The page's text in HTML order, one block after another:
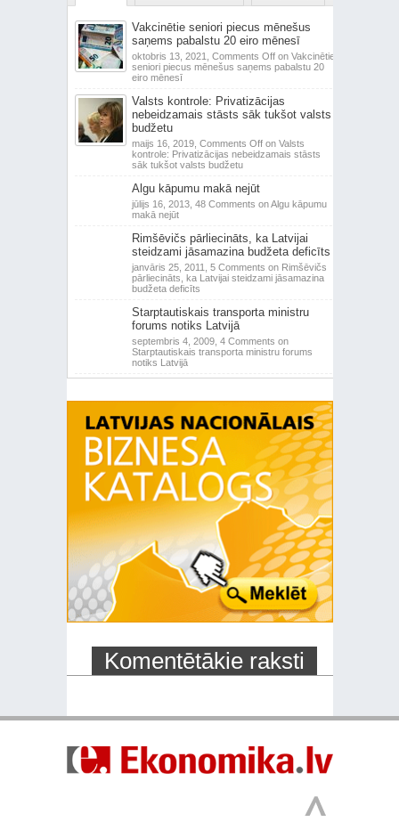
Vakcinētie seniori piecus mēnešus
saņems pabalstu 20 eiro mēnesī
oktobris 13, 2021, Comments Offon Vakcinētie
seniori piecus mēnešus saņems pabalstu 20
eiro mēnesī
Valsts kontrole: Privatizācijas
nebeidzamais stāsts sāk tukšot valsts
budžetu
maijs 16, 2019, Comments Offon Valsts
kontrole: Privatizācijas nebeidzamais stāsts
sāk tukšot valsts budžetu
Algu kāpumu makā nejūt
jūlijs 16, 2013, 48 Comments on Algu kāpumu
makā nejūt
Rimšēvičs pārliecināts, ka Latvijai
steidzami jāsamazina budžeta deficīts
janvāris 25, 2011, 5 Comments on Rimšēvičs
pārliecināts, ka Latvijai steidzami jāsamazina
budžeta deficīts
Starptautiskais transporta ministru
forums notiks Latvijā
septembris 4, 2009, 4 Comments on
Starptautiskais transporta ministru forums
notiks Latvijā
Komentētākie raksti